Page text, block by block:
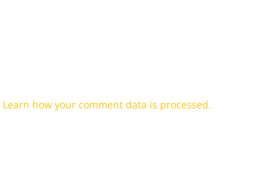
Learn how your comment data is processed.